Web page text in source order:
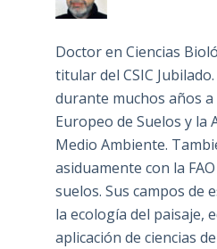
Doctor en Ciencias
titular del CSIC
durante muchos años
Europeo de Suelos y la
Medio Ambiente.
asiduamente con la
suelos. Sus campos de
la ecología del paisaje,
aplicación de ciencias